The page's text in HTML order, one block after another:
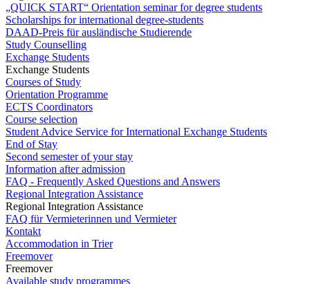
„QUICK START“ Orientation seminar for degree students
Scholarships for international degree-students
DAAD-Preis für ausländische Studierende
Study Counselling
Exchange Students
Exchange Students
Courses of Study
Orientation Programme
ECTS Coordinators
Course selection
Student Advice Service for International Exchange Students
End of Stay
Second semester of your stay
Information after admission
FAQ - Frequently Asked Questions and Answers
Regional Integration Assistance
Regional Integration Assistance
FAQ für Vermieterinnen und Vermieter
Kontakt
Accommodation in Trier
Freemover
Freemover
Available study programmes